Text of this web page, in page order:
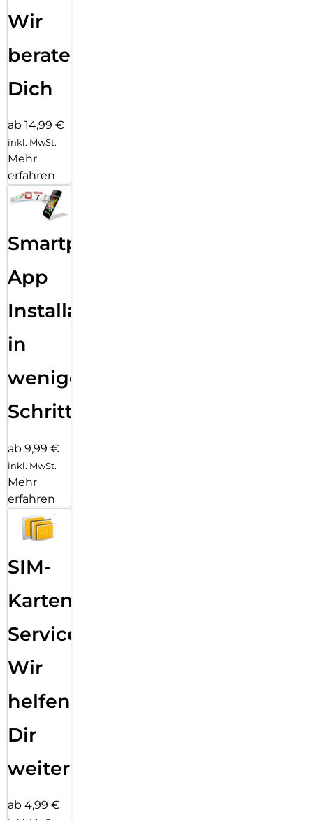
Wir
beraten
Dich
ab 14,99 €
inkl. MwSt.
Mehr
erfahren
Smartphone
App
Installation
in
wenigen
Schritten
ab 9,99 €
inkl. MwSt.
Mehr
erfahren
SIM-
Karten
Service:
Wir
helfen
Dir
weiter
ab 4,99 €